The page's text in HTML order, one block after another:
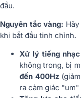
đầu.
Nguyên tắc vàng:
khi bắt đầu tinh chỉnh.
Xử lý tiếng
không trong, bị
đến 400Hz
ra cảm giác "um"